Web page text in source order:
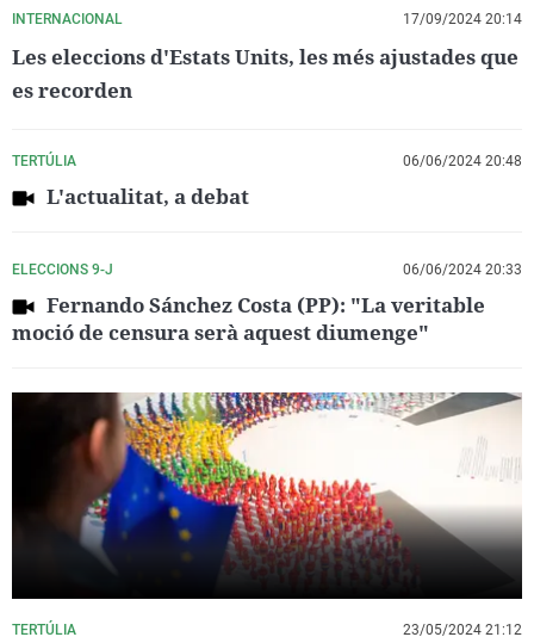
INTERNACIONAL 17/09/2024 20:14
Les eleccions d'Estats Units, les més ajustades que
es recorden
TERTÚLIA 06/06/2024 20:48
L'actualitat, a debat
ELECCIONS 9-J 06/06/2024 20:33
Fernando Sánchez Costa (PP): "La veritable
moció de censura serà aquest diumenge"
TERTÚLIA 23/05/2024 21:12